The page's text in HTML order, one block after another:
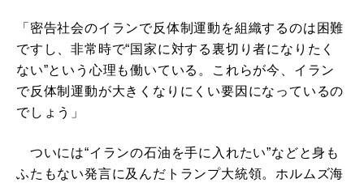
「密告社会のイランで反体制運動を組織するのは困難
ですし、非常時で“国家に対する裏切り者になりたく
ない”という心理も働いている。これらが今、イラン
で反体制運動が大きくなりにくい要因になっているの
でしょう」
ついには“イランの石油を手に入れたい”などと身も
ふたもない発言に及んだトランプ大統領。ホルムズ海